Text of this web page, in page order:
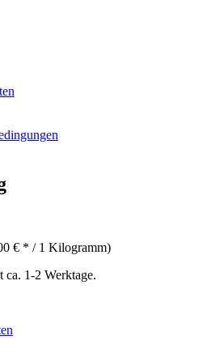
€ * / 1 Kilogramm)
ca. 1-2 Werktage.